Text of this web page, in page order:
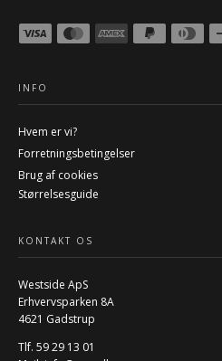
INFO
Hvem er vi?
Forretningsbetingelser
Brug af cookies
Størrelsesguide
KONTAKT OS
Westside ApS
Erhvervsparken 8A
4621 Gadstrup
Tlf. 59 29 13 01